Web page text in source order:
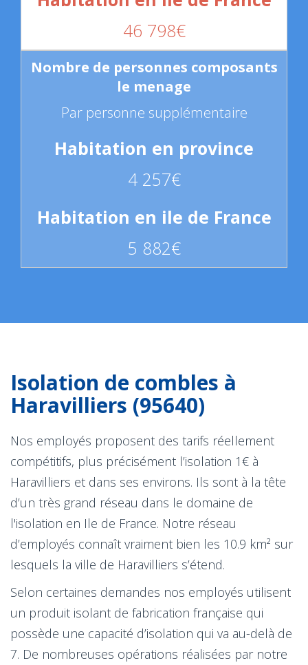
46 798€
Par personne supplémentaire
4 257€
5 882€
Isolation de combles à
Haravilliers (95640)
Nos employés proposent des tarifs réellement
compétitifs, plus précisément l’isolation 1€ à
Haravilliers et dans ses environs. Ils sont à la tête
d’un très grand réseau dans le domaine de
l'isolation en Ile de France. Notre réseau
d’employés connaît vraiment bien les 10.9 km² sur
lesquels la ville de Haravilliers s’étend.
Selon certaines demandes nos employés utilisent
un produit isolant de fabrication française qui
possède une capacité d’isolation qui va au-delà de
7. De nombreuses opérations réalisées par notre